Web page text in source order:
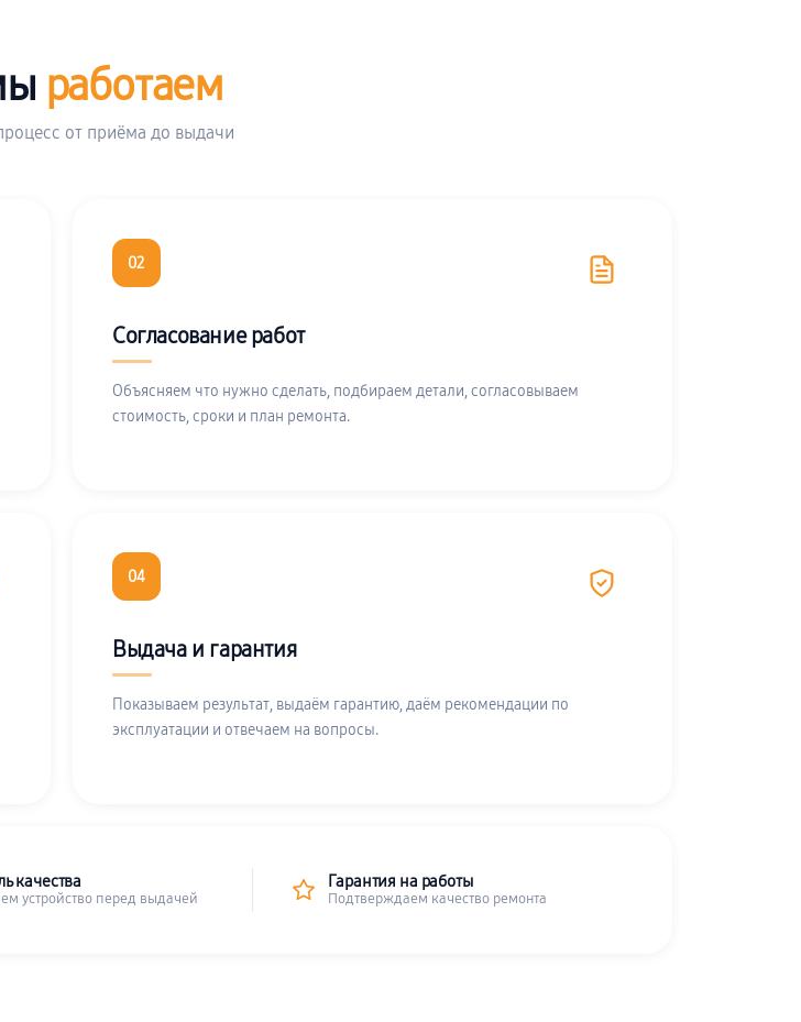
работаем
от приёма до выдачи
02
Согласование работ
Объясняем что нужно сделать, подбираем детали, согласовываем
стоимость, сроки и план ремонта.
04
Выдача и гарантия
Показываем результат, выдаём гарантию, даём рекомендации по
эксплуатации и отвечаем на вопросы.
качества
устройство перед выдачей
Гарантия на работы
Подтверждаем качество ремонта